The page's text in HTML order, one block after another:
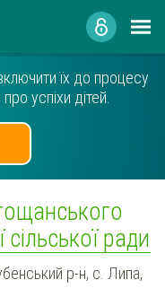
їх до процесу
успіхи дітей.
ради
р-н, с. Липа,